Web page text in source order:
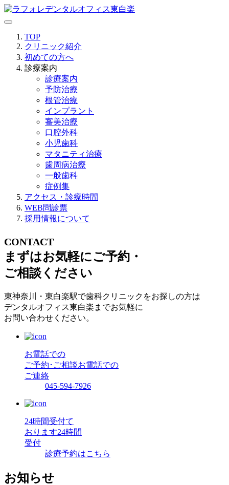
TOP
クリニック紹介
初めての方へ
診療案内
診療案内
予防治療
根管治療
インプラント
審美治療
口腔外科
小児歯科
マタニティ治療
歯周病治療
一般歯科
症例集
アクセス・診療時間
WEB問診票
採用情報について
CONTACT
まずはお気軽にご予約・
ご相談ください
東神奈川・東白楽駅で歯科クリニックをお探しの方は
デンタルオフィス東白楽までお気軽に
お問い合わせください。
お電話での
ご予約･ご相談お電話での
ご連絡
045-594-7926
24時間受付て
おります24時間
受付
診療予約はこちら
お知らせ